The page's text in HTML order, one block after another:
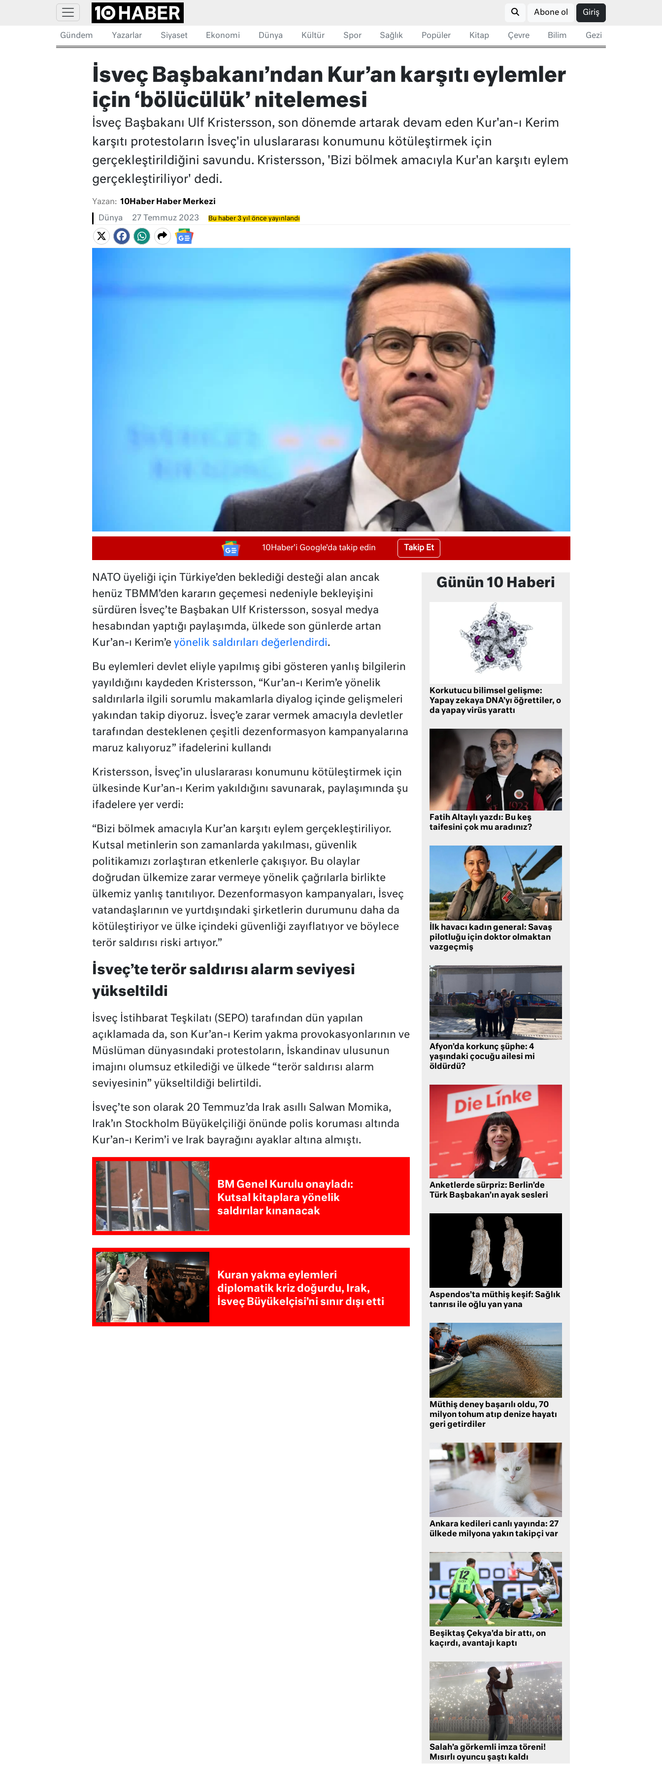
Abone ol Giriş
Gündem Yazarlar Siyaset Ekonomi Dünya Kültür Spor Sağlık Popüler Kitap Çevre Bilim Gezi
İsveç Başbakanı’ndan Kur’an karşıtı eylemler
için ‘bölücülük’ nitelemesi
İsveç Başbakanı Ulf Kristersson, son dönemde artarak devam eden Kur'an-ı Kerim
karşıtı protestoların İsveç'in uluslararası konumunu kötüleştirmek için
gerçekleştirildiğini savundu. Kristersson, 'Bizi bölmek amacıyla Kur'an karşıtı eylem
gerçekleştiriliyor' dedi.
Yazan: 10Haber Haber Merkezi
Dünya 27 Temmuz 2023 Bu haber 3 yıl önce yayınlandı
10Haber'i Google'da takip edin Takip Et
NATO üyeliği için Türkiye’den beklediği desteği alan ancak
henüz TBMM’den kararın geçemesi nedeniyle bekleyişini
sürdüren İsveç’te Başbakan Ulf Kristersson, sosyal medya
hesabından yaptığı paylaşımda, ülkede son günlerde artan
Kur’an-ı Kerim’e yönelik saldırıları değerlendirdi.
Bu eylemleri devlet eliyle yapılmış gibi gösteren yanlış bilgilerin
yayıldığını kaydeden Kristersson, “Kur’an-ı Kerim’e yönelik
saldırılarla ilgili sorumlu makamlarla diyalog içinde gelişmeleri
yakından takip diyoruz. İsveç’e zarar vermek amacıyla devletler
tarafından desteklenen çeşitli dezenformasyon kampanyalarına
maruz kalıyoruz” ifadelerini kullandı
Kristersson, İsveç’in uluslararası konumunu kötüleştirmek için
ülkesinde Kur’an-ı Kerim yakıldığını savunarak, paylaşımında şu
ifadelere yer verdi:
“Bizi bölmek amacıyla Kur’an karşıtı eylem gerçekleştiriliyor.
Kutsal metinlerin son zamanlarda yakılması, güvenlik
politikamızı zorlaştıran etkenlerle çakışıyor. Bu olaylar
doğrudan ülkemize zarar vermeye yönelik çağrılarla birlikte
ülkemiz yanlış tanıtılıyor. Dezenformasyon kampanyaları, İsveç
vatandaşlarının ve yurtdışındaki şirketlerin durumunu daha da
kötüleştiriyor ve ülke içindeki güvenliği zayıflatıyor ve böylece
terör saldırısı riski artıyor.”
İsveç’te terör saldırısı alarm seviyesi
yükseltildi
İsveç İstihbarat Teşkilatı (SEPO) tarafından dün yapılan
açıklamada da, son Kur’an-ı Kerim yakma provokasyonlarının ve
Müslüman dünyasındaki protestoların, İskandinav ulusunun
imajını olumsuz etkilediği ve ülkede “terör saldırısı alarm
seviyesinin” yükseltildiği belirtildi.
İsveç’te son olarak 20 Temmuz’da Irak asıllı Salwan Momika,
Irak’ın Stockholm Büyükelçiliği önünde polis koruması altında
Kur’an-ı Kerim’i ve Irak bayrağını ayaklar altına almıştı.
BM Genel Kurulu onayladı:
Kutsal kitaplara yönelik
saldırılar kınanacak
Kuran yakma eylemleri
diplomatik kriz doğurdu, Irak,
İsveç Büyükelçisi’ni sınır dışı etti
Günün 10 Haberi
Korkutucu bilimsel gelişme:
Yapay zekaya DNA’yı öğrettiler, o
da yapay virüs yarattı
Fatih Altaylı yazdı: Bu keş
taifesini çok mu aradınız?
İlk havacı kadın general: Savaş
pilotluğu için doktor olmaktan
vazgeçmiş
Afyon’da korkunç şüphe: 4
yaşındaki çocuğu ailesi mi
öldürdü?
Anketlerde sürpriz: Berlin’de
Türk Başbakan’ın ayak sesleri
Aspendos’ta müthiş keşif: Sağlık
tanrısı ile oğlu yan yana
Müthiş deney başarılı oldu, 70
milyon tohum atıp denize hayatı
geri getirdiler
Ankara kedileri canlı yayında: 27
ülkede milyona yakın takipçi var
Beşiktaş Çekya’da bir attı, on
kaçırdı, avantajı kaptı
Salah’a görkemli imza töreni!
Mısırlı oyuncu şaştı kaldı